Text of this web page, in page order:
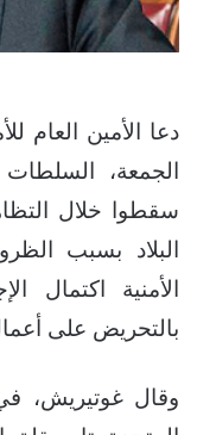
دعا الأمين العام
الجمعة،
سقطوا خلال
البلاد بسبب
الأمنية اكتمال
بالتحريض على
وقال غوتيريش، في